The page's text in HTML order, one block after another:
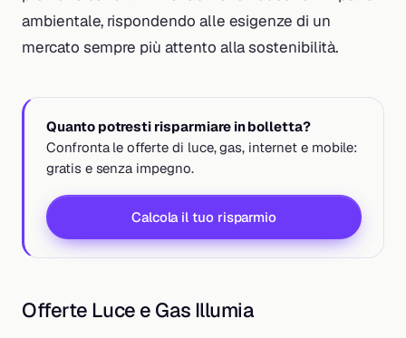
ambientale, rispondendo alle esigenze di un
mercato sempre più attento alla sostenibilità.
Quanto potresti risparmiare in bolletta?
Confronta le offerte di luce, gas, internet e mobile:
gratis e senza impegno.
Calcola il tuo risparmio
Offerte Luce e Gas Illumia